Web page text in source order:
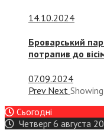
14.10.2024
Броварський
потрапив до
07.09.2024
Prev Next Showing
Сьогодні
Четверг 6 августа